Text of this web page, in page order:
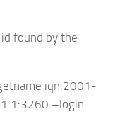
found by the
iqn.2001-
–login